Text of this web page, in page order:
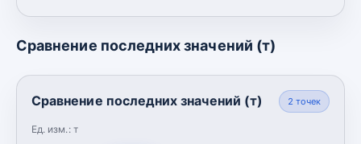
Сравнение последних значений (т)
Сравнение последних значений (т)
Ед. изм.: т
2 точек